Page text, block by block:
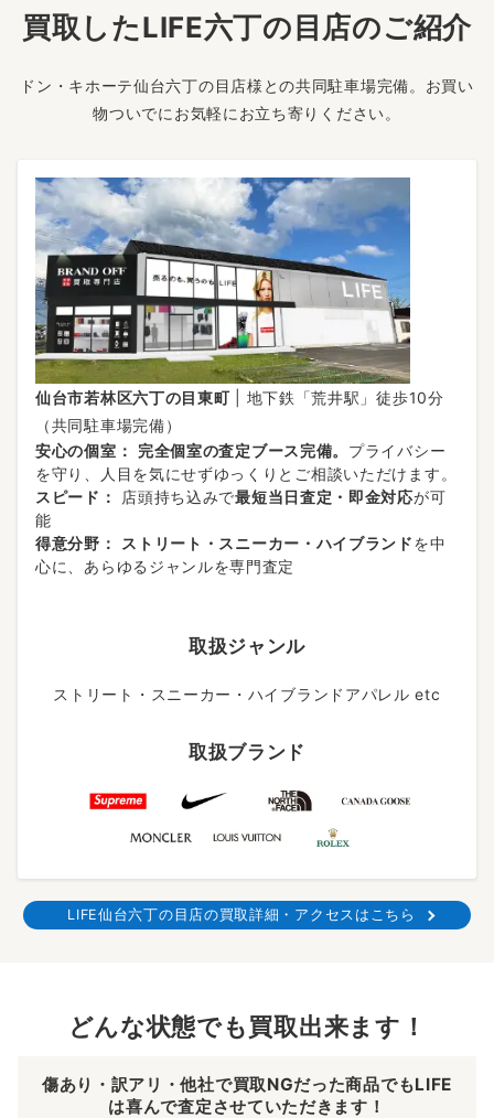
買取したLIFE六丁の目店のご紹介
ドン・キホーテ仙台六丁の目店様との共同駐車場完備。お買い
物ついでにお気軽にお立ち寄りください。
仙台市若林区六丁の目東町| 地下鉄「荒井駅」徒歩10分
（共同駐車場完備）
安心の個室：
完全個室の査定ブース完備。 プライバシー
を守り、人目を気にせずゆっくりとご相談いただけます。
スピード：
店頭持ち込みで最短当日査定・即金対応が可
能
得意分野：
ストリート・スニーカー・ハイブランドを中
心に、あらゆるジャンルを専門査定
取扱ジャンル
ストリート・スニーカー・ハイブランドアパレル etc
取扱ブランド
LIFE仙台六丁の目店の買取詳細・アクセスはこちら
どんな状態でも買取出来ます！
傷あり・訳アリ・他社で買取NGだった商品でもLIFE
は喜んで査定させていただきます！